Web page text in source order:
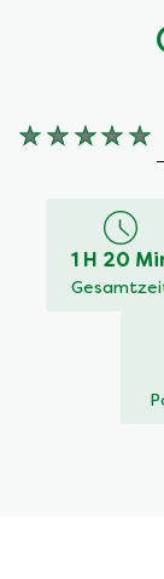
Keine
abgegeben
1 H 20